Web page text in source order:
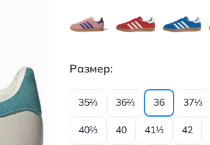
Размер:
35⅔ 36⅔ 36 37⅓
40⅔ 40 41⅓ 42